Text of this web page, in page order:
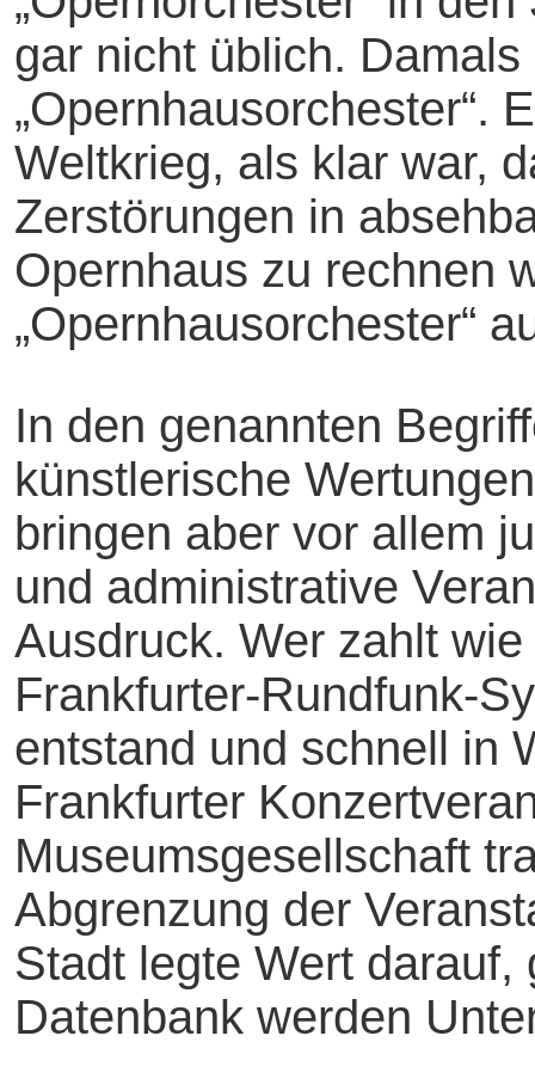
gar nicht üblich.
„Opernhausorchester“.
Weltkrieg, als klar war,
Zerstörungen in
Opernhaus zu rechnen
„Opernhausorchester“
In den genannten
künstlerische
bringen aber vor allem
und administrative
Ausdruck. Wer zahlt
Frankfurter-Rundfunk-
entstand und schnell in
Frankfurter
Museumsgesellschaft
Abgrenzung der
Stadt legte Wert
Datenbank werden